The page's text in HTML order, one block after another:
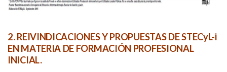
2. REIVINDICACIONES Y PROPUESTAS DE STECyL-i
EN MATERIA DE FORMACIÓN PROFESIONAL
INICIAL.